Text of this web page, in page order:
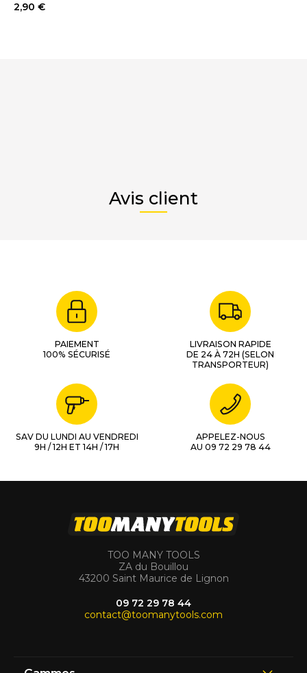
2,90 €
Avis client
PAIEMENT
100% SÉCURISÉ
LIVRAISON RAPIDE
DE 24 À 72H (SELON
TRANSPORTEUR)
SAV DU LUNDI AU VENDREDI
9H / 12H ET 14H / 17H
APPELEZ-NOUS
AU 09 72 29 78 44
TOO MANY TOOLS
ZA du Bouillou
43200 Saint Maurice de Lignon
09 72 29 78 44
contact@toomanytools.com